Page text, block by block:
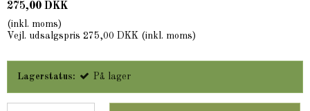
275,00 DKK
(inkl. moms)
Vejl. udsalgspris 275,00 DKK (inkl. moms)
Lagerstatus: På lager